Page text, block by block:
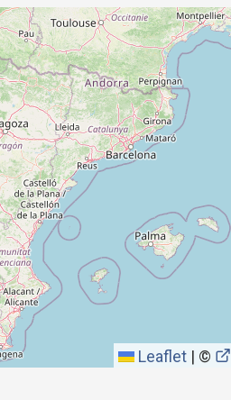
Leaflet | ©